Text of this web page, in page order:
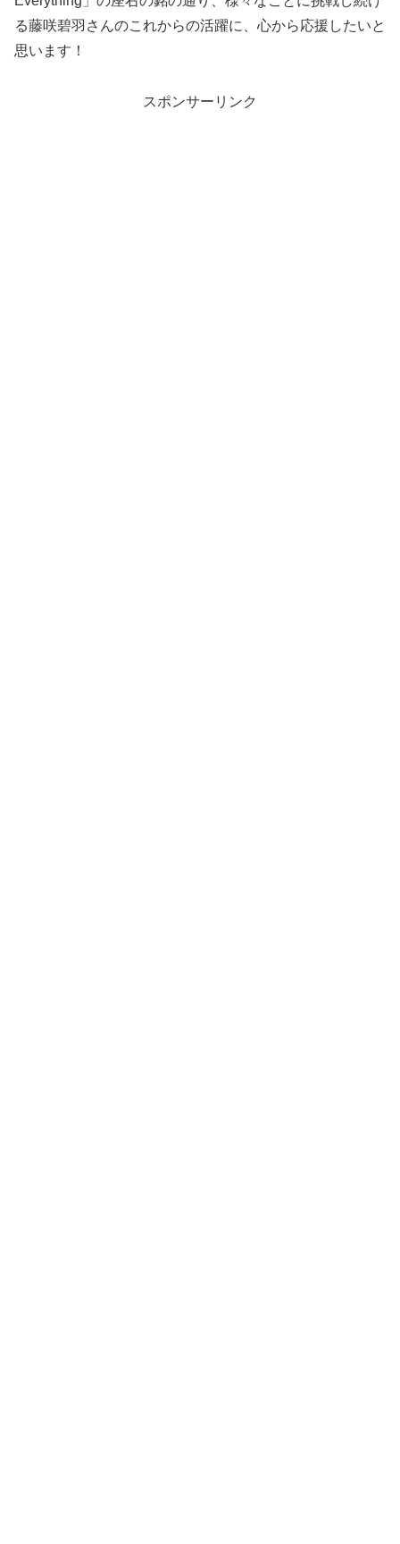
る藤咲碧羽さんのこれからの活躍に、心から応援したいと
思います！
スポンサーリンク